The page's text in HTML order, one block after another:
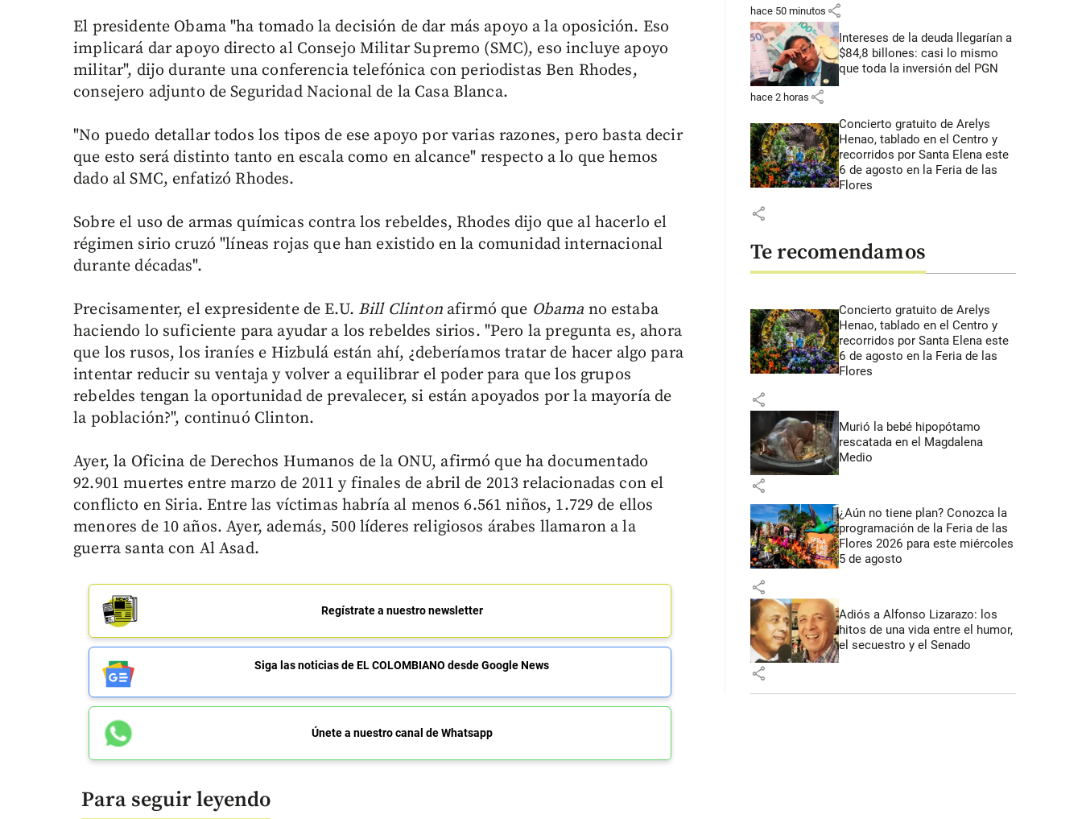
El presidente Obama "ha tomado la decisión de dar más apoyo a la oposición. Eso
implicará dar apoyo directo al Consejo Militar Supremo (SMC), eso incluye apoyo
militar", dijo durante una conferencia telefónica con periodistas Ben Rhodes,
consejero adjunto de Seguridad Nacional de la Casa Blanca.
"No puedo detallar todos los tipos de ese apoyo por varias razones, pero basta decir
que esto será distinto tanto en escala como en alcance" respecto a lo que hemos
dado al SMC, enfatizó Rhodes.
Sobre el uso de armas químicas contra los rebeldes, Rhodes dijo que al hacerlo el
régimen sirio cruzó "líneas rojas que han existido en la comunidad internacional
durante décadas".
Precisamenter, el expresidente de E.U. Bill Clintonafirmó que Obama no estaba
haciendo lo suficiente para ayudar a los rebeldes sirios. "Pero la pregunta es, ahora
que los rusos, los iraníes e Hizbulá están ahí, ¿deberíamos tratar de hacer algo para
intentar reducir su ventaja y volver a equilibrar el poder para que los grupos
rebeldes tengan la oportunidad de prevalecer, si están apoyados por la mayoría de
la población?", continuó Clinton.
Ayer, la Oficina de Derechos Humanos de la ONU, afirmó que ha documentado
92.901 muertes entre marzo de 2011 y finales de abril de 2013 relacionadas con el
conflicto en Siria. Entre las víctimas habría al menos 6.561 niños, 1.729 de ellos
menores de 10 años. Ayer, además, 500 líderes religiosos árabes llamaron a la
guerra santa con Al Asad.
Regístrate a nuestro newsletter
Siga las noticias de EL COLOMBIANO desde Google News
Únete a nuestro canal de Whatsapp
Para seguir leyendo
hace 50 minutos share
Intereses de la deuda llegarían a
$84,8 billones: casi lo mismo
que toda la inversión del PGN
hace 2 horas share
Concierto gratuito de Arelys
Henao, tablado en el Centro y
recorridos por Santa Elena este
6 de agosto en la Feria de las
Flores
share
Te recomendamos
Concierto gratuito de Arelys
Henao, tablado en el Centro y
recorridos por Santa Elena este
6 de agosto en la Feria de las
Flores
share
Murió la bebé hipopótamo
rescatada en el Magdalena
Medio
share
¿Aún no tiene plan? Conozca la
programación de la Feria de las
Flores 2026 para este miércoles
5 de agosto
share
Adiós a Alfonso Lizarazo: los
hitos de una vida entre el humor,
el secuestro y el Senado
share